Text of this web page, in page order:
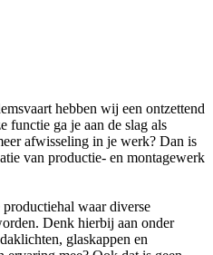
hebben wij een ontzettend
functie ga je aan de slag als
afwisseling in je werk? Dan is
van productie- en montagewerk
waar diverse
Denk hierbij aan onder
glaskappen en